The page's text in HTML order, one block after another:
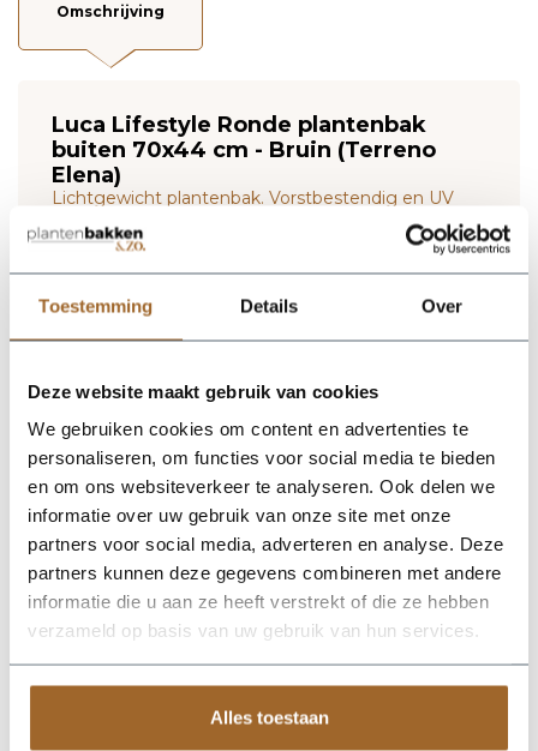
Toestemming Details Over
Deze website maakt gebruik van cookies
We gebruiken cookies om content en advertenties te
personaliseren, om functies voor social media te bieden
en om ons websiteverkeer te analyseren. Ook delen we
informatie over uw gebruik van onze site met onze
partners voor social media, adverteren en analyse. Deze
partners kunnen deze gegevens combineren met andere
informatie die u aan ze heeft verstrekt of die ze hebben
verzameld op basis van uw gebruik van hun services.
Alles toestaan
Omschrijving
Luca Lifestyle Ronde plantenbak
buiten 70x44 cm - Bruin (Terreno
Elena)
Lichtgewicht plantenbak. Vorstbestendig en UV
Wij leveren rechtstreeks vanuit het magazijn van
Luca Lifestyle. Mocht het product niet op voorraad
zijn, nemen we contact met je op.
direct sfeer, volume en een verzorgde uitstraling in elke ruimte.
Dankzij de designvorm krijgt deze plantenbak een herkenbaar
silhouet dat mooi combineert met zowel moderne als
natuurlijke interieurs. De kleur asbruin geeft het ontwerp een
rustige, stijlvolle basis en laat groen extra goed tot zijn recht
komen. Het buitenformaat is 70 x 70 x 44 cm, waardoor de
bak voldoende aanwezigheid heeft zonder zijn elegante vorm
te verliezen. Praktische kenmerken: plantgat Ø56 en inhoud
124 liter. De afwerking in fiberglas zorgt voor een luxe look en
maakt deze plantenbak geschikt voor styling in huis, op
maten of kleuren uit dezelfde serie voor een krachtig en